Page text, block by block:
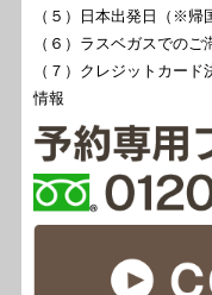
（５）日本出発日（※帰
（６）ラスベガスでのご
（７）クレジットカー
情報